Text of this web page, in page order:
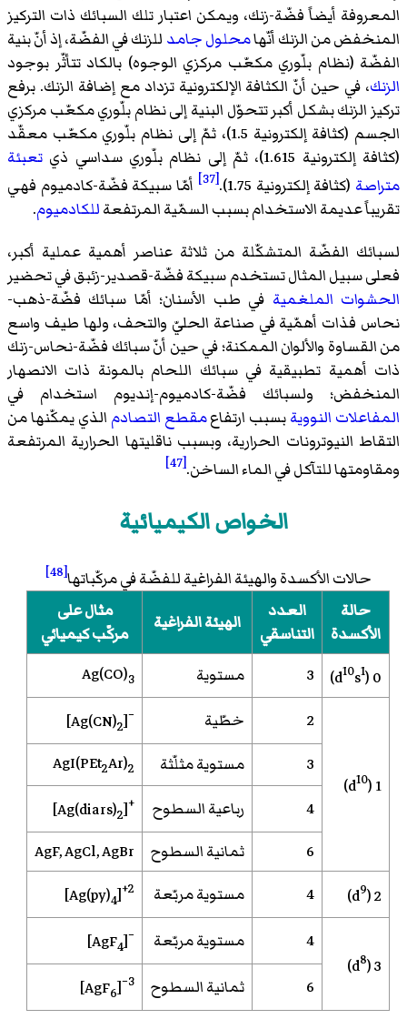
المعروفة أيضاً فضّة-زنك، ويمكن اعتبار تلك السبائك ذات التركيز
المنخفض من الزنك أنّهامحلول جامد للزنك في الفضّة، إذ أنّ بنية
الفضّة (نظام بلّوري مكعّب مركزي الوجوه) بالكاد تتأثّر بوجود
الزنك، في حين أنّ الكثافة الإلكترونية تزداد مع إضافة الزنك. برفع
تركيز الزنك بشكل أكبر تتحوّل البنية إلى نظام بلّوري مكعّب مركزي
الجسم (كثافة إلكترونية 1.5)، ثمّ إلى نظام بلّوري مكعّب معقّد
(كثافة إلكترونية 1.615)، ثمّ إلى نظام بلّوري سداسي ذي
تعبئة
متراصة (كثافة إلكترونية 1.75). [37]
أمّا سبيكة فضّة-كادميوم فهي
تقريباً عديمة الاستخدام بسبب السمّية المرتفعةللكادميوم.
لسبائك الفضّة المتشكّلة من ثلاثة عناصر أهمية عملية أكبر،
فعلى سبيل المثال تستخدم سبيكة فضّة-قصدير-زئبق في تحضير
الحشوات الملغمية في طب الأسنان؛ أمّا سبائك فضّة-ذهب-
نحاس فذات أهمّية في صناعة الحليّ والتحف، ولها طيف واسع
من القساوة والألوان الممكنة؛ في حين أنّ سبائك فضّة-نحاس-زنك
ذات أهمية تطبيقية في سبائك اللحام بالمونة ذات الانصهار
المنخفض؛ ولسبائك فضّة-كادميوم-إنديوم استخدام في
المفاعلات النوويةبسبب ارتفاعمقطع التصادم الذي يمكّنها من
التقاط النيوترونات الحرارية، وبسبب ناقليتها الحرارية المرتفعة
ومقاومتها للتآكل في الماء الساخن.[47]
الخواص الكيميائية
حالات الأكسدة والهيئة الفراغية للفضّة في مركّباتها[48]
حالة
الأكسدة
العدد
التناسقي
الهيئة الفراغية
مثال على
مركّب كيميائي
0 (d
10s1
)
3 مستوية Ag(CO)3
1 (d
10
)
2 خطّية −
[Ag(CN)
2
]
3
مستوية مثلّثة AgI(PEt2Ar)2
4 رباعية السطوح +
[Ag(diars)
2
]
6
ثمانية السطوح
AgF, AgCl, AgBr
2 (d
9
)
4 مستوية مربّعة 2+
[Ag(py)
4
]
3 (d
8
)
4 مستوية مربّعة −
[AgF
4
]
6
ثمانية السطوح 3−
[AgF
6
]